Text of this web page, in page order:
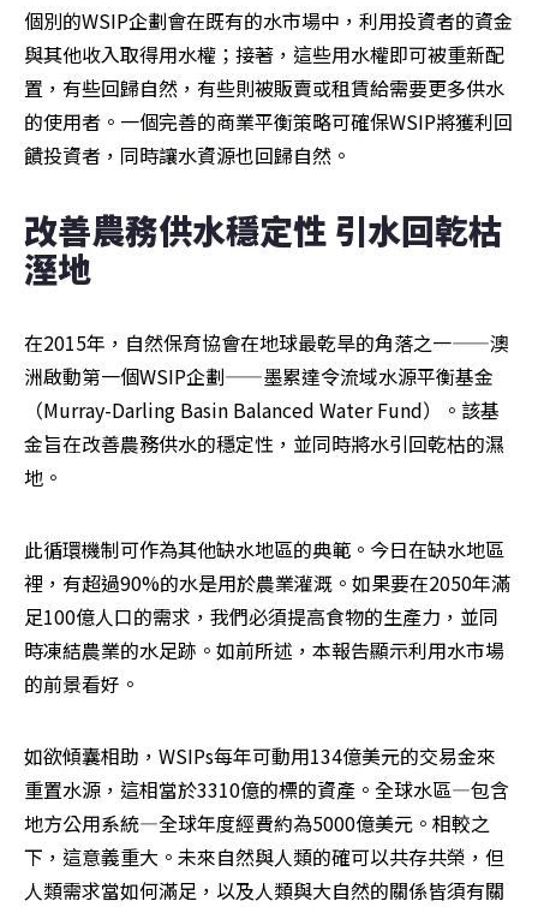
個別的WSIP企劃會在既有的水市場中，利用投資者的資金
與其他收入取得用水權；接著，這些用水權即可被重新配
置，有些回歸自然，有些則被販賣或租賃給需要更多供水
的使用者。一個完善的商業平衡策略可確保WSIP將獲利回
饋投資者，同時讓水資源也回歸自然。
改善農務供水穩定性 引水回乾枯
溼地
在2015年，自然保育協會在地球最乾旱的角落之一——澳
洲啟動第一個WSIP企劃——墨累達令流域水源平衡基金
（Murray-Darling Basin Balanced Water Fund）。該基
金旨在改善農務供水的穩定性，並同時將水引回乾枯的濕
地。
此循環機制可作為其他缺水地區的典範。今日在缺水地區
裡，有超過90%的水是用於農業灌溉。如果要在2050年滿
足100億人口的需求，我們必須提高食物的生產力，並同
時凍結農業的水足跡。如前所述，本報告顯示利用水市場
的前景看好。
如欲傾囊相助，WSIPs每年可動用134億美元的交易金來
重置水源，這相當於3310億的標的資產。全球水區—包含
地方公用系統—全球年度經費約為5000億美元。相較之
下，這意義重大。未來自然與人類的確可以共存共榮，但
人類需求當如何滿足，以及人類與大自然的關係皆須有關